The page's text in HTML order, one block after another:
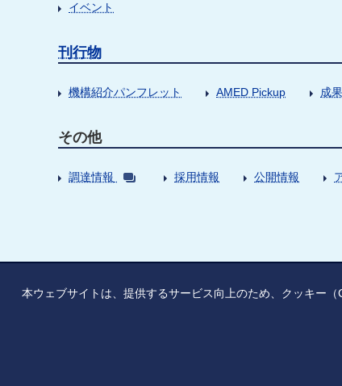
イベント
刊行物
機構紹介パンフレット AMED Pickup 成
その他
調達情報 採用情報 公開情報
本ウェブサイトは、提供するサービス向上のため、クッキー